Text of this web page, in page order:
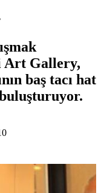
Art Gallery,
baş tacı hat